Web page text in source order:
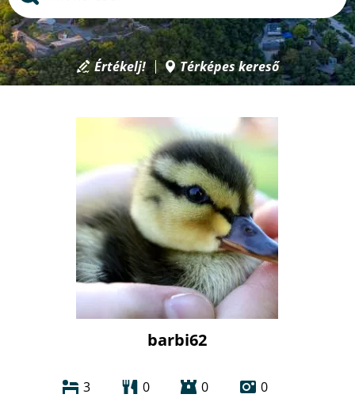
Értékelj! Térképes kereső
barbi62
3 0 0 0